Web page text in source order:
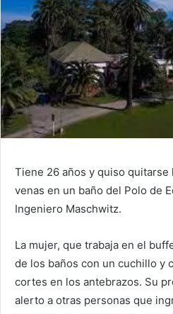
Tiene 26 años y quiso quitarse
venas en un baño del Polo de
Ingeniero Maschwitz.
La mujer, que trabaja en el
de los baños con un cuchillo y
cortes en los antebrazos. Su
alerto a otras personas que